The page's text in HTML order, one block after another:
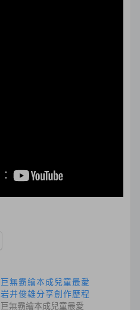
巨無霸繪本成兒童最愛
岩井俊雄分享創作歷程
巨無霸繪本成兒童最愛